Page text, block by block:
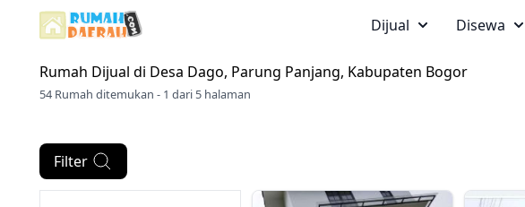
Dijual Disewa
Rumah Dijual di Desa Dago, Parung Panjang, Kabupaten Bogor
54 Rumah ditemukan - 1 dari 5 halaman
Filter